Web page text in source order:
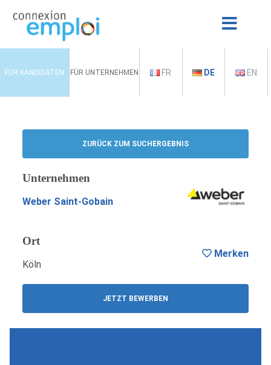
FÜR KANDIDATEN FÜR UNTERNEHMEN FR DE EN
ZURÜCK ZUM SUCHERGEBNIS
Unternehmen
Weber Saint-Gobain
Ort
Köln
JETZT BEWERBEN
Merken